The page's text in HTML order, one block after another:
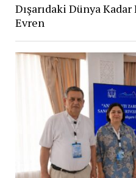
Dışarıdaki Dünya
Evren